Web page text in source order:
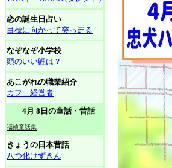
恋の誕生日占い
目標に向かって突っ走る
なぞなぞ小学校
頭のいい鯉は？
あこがれの職業紹介
カフェ経営者
4月 8日の童話・昔話
福娘童話集
きょうの日本昔話
八つ化けずきん